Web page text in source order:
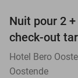
Nuit pour 2
check-out
Hotel Bero
Oostende